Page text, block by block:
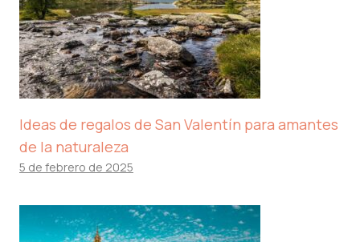
Ideas de regalos de San Valentín para amantes
de la naturaleza
5 de febrero de 2025